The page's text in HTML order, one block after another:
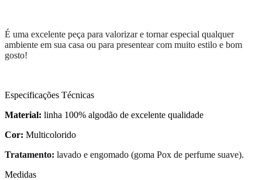
É uma excelente peça para valorizar e tornar especial qualquer
ambiente em sua casa ou para presentear com muito estilo e bom
gosto!
Especificações Técnicas
Material: linha 100% algodão de excelente qualidade
Cor: Multicolorido
Tratamento: lavado e engomado (goma Pox de perfume suave).
Medidas